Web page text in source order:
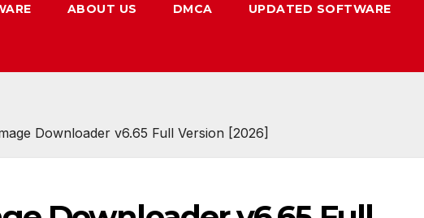
ABOUT US DMCA UPDATED SOFTWARE
Downloader v6.65 Full Version [2026]